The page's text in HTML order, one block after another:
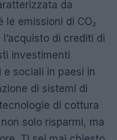
da
le emissioni di CO₂
di crediti di
investimenti
sociali in paesi in
di sistemi di
di cottura
solo risparmi, ma